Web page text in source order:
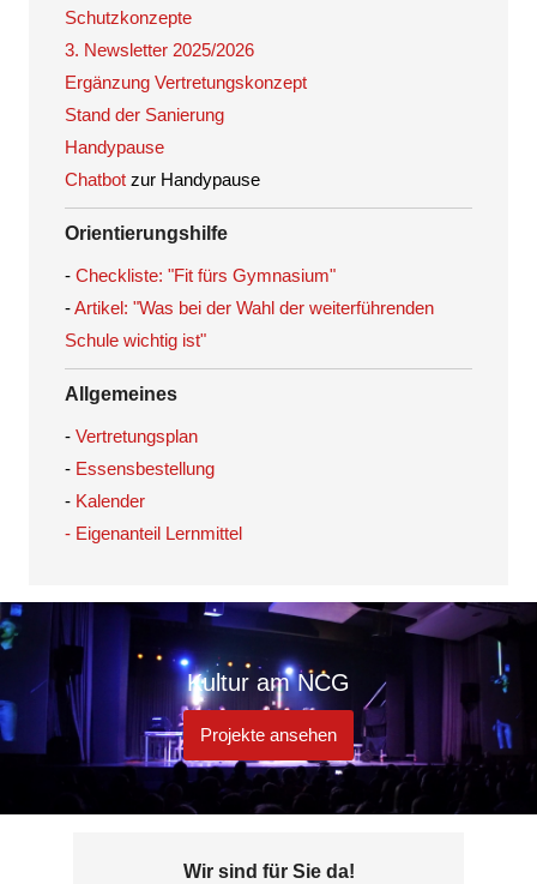
Schutzkonzepte
3. Newsletter 2025/2026
Ergänzung Vertretungskonzept
Stand der Sanierung
Handypause
Chatbotzur Handypause
Orientierungshilfe
- Checkliste: "Fit fürs Gymnasium"
-Artikel: "Was bei der Wahl der weiterführenden
Schule wichtig ist"
Allgemeines
- Vertretungsplan
- Essensbestellung
- Kalender
- Eigenanteil Lernmittel
Kultur am NCG
Projekte ansehen
Wir sind für Sie da!